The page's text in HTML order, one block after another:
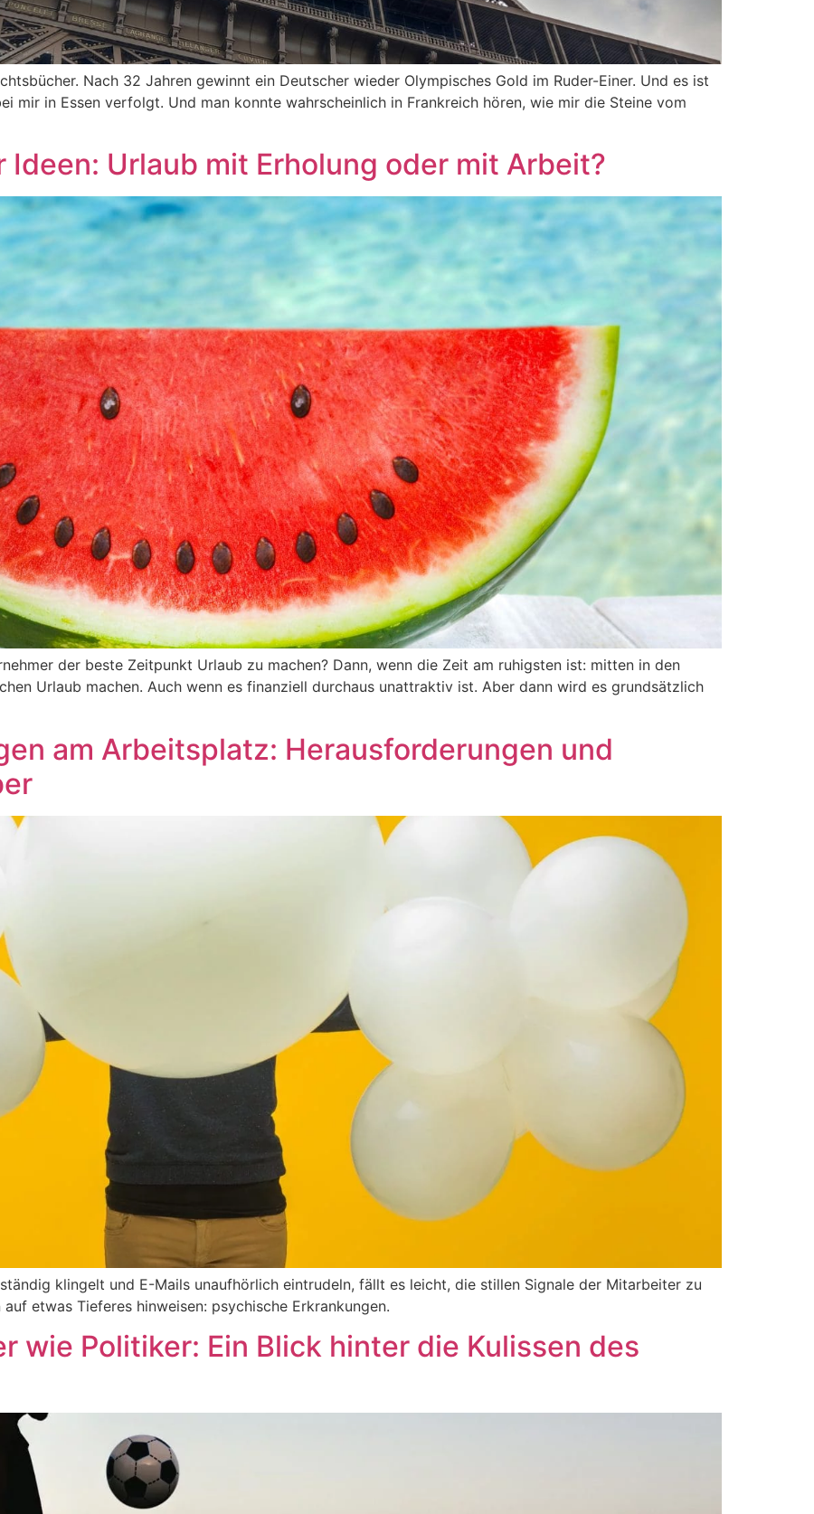
Nach 32 Jahren gewinnt ein Deutscher wieder Olympisches Gold im Ruder-Einer. Und es ist
mir in Essen verfolgt. Und man konnte wahrscheinlich in Frankreich hören, wie mir die Steine vom
Ideen: Urlaub mit Erholung oder mit Arbeit?
der beste Zeitpunkt Urlaub zu machen? Dann, wenn die Zeit am ruhigsten ist: mitten in den
Urlaub machen. Auch wenn es finanziell durchaus unattraktiv ist. Aber dann wird es grundsätzlich
am Arbeitsplatz: Herausforderungen und
klingelt und E-Mails unaufhörlich eintrudeln, fällt es leicht, die stillen Signale der Mitarbeiter zu
etwas Tieferes hinweisen: psychische Erkrankungen.
wie Politiker: Ein Blick hinter die Kulissen des